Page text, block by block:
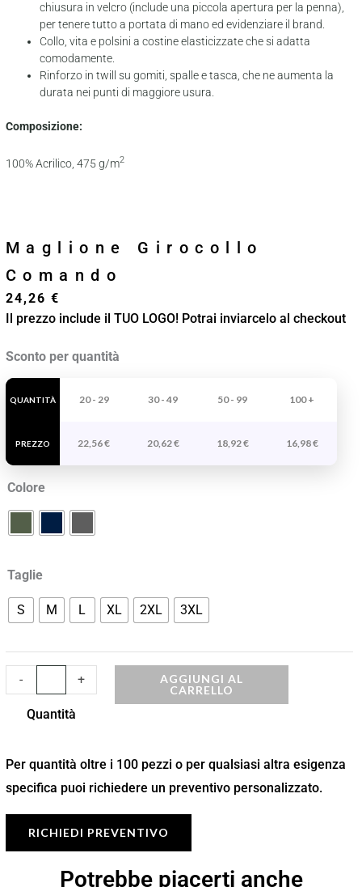
chiusura in velcro (include una piccola apertura per la penna),
per tenere tutto a portata di mano ed evidenziare il brand.
Collo, vita e polsini a costine elasticizzate che si adatta
comodamente.
Rinforzo in twill su gomiti, spalle e tasca, che ne aumenta la
durata nei punti di maggiore usura.
Composizione:
100% Acrilico, 475 g/m2
Maglione Girocollo
Comando
24,26 €
Il prezzo include il TUO LOGO! Potrai inviarcelo al checkout
Sconto per quantità
QUANTITÀ
PREZZO
20 - 29 30 - 49 50 - 99 100 +
22,56€ 20,62€ 18,92€ 16,98€
Colore
Taglie
S M L XL 2XL 3XL
-
Maglione
Girocollo
Comando
+
AGGIUNGI AL
CARRELLO
Quantità
Per quantità oltre i 100 pezzi o per qualsiasi altra esigenza
specifica puoi richiedere un preventivo personalizzato.
RICHIEDI PREVENTIVO
Potrebbe piacerti anche